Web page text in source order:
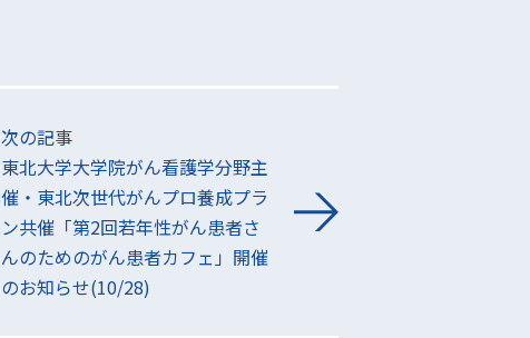
次の記事
東北大学大学院がん看護学分野主
催・東北次世代がんプロ養成プラ
ン共催「第2回若年性がん患者さ
んのためのがん患者カフェ」開催
のお知らせ(10/28)